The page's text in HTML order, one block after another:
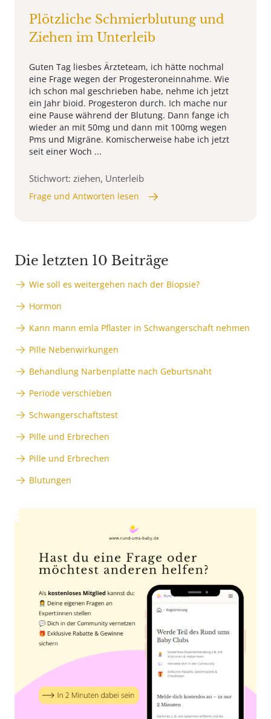
Plötzliche Schmierblutung und
Ziehen im Unterleib
Guten Tag liesbes Ärzteteam, ich hätte nochmal
eine Frage wegen der Progesteroneinnahme. Wie
ich schon mal geschrieben habe, nehme ich jetzt
ein Jahr bioid. Progesteron durch. Ich mache nur
eine Pause während der Blutung. Dann fange ich
wieder an mit 50mg und dann mit 100mg wegen
Pms und Migräne. Komischerweise habe ich jetzt
seit einer Woch ...
Stichwort: ziehen, Unterleib
Frage und Antworten lesen
Die letzten 10 Beiträge
Wie soll es weitergehen nach der Biopsie?
Hormon
Kann mann emla Pflaster in Schwangerschaft nehmen
Pille Nebenwirkungen
Behandlung Narbenplatte nach Geburtsnaht
Periode verschieben
Schwangerschaftstest
Pille und Erbrechen
Pille und Erbrechen
Blutungen